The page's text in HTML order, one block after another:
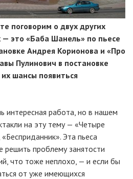
поговорим о двух других
это «Баба Шанель» по пьесе
Андрея Корионова и «Про
Пулинович в постановке
шансы появиться
интересная работа, но в нашем
на эту тему — «Четыре
Эта пьеса
решить проблему занятости
что тоже неплохо, — и если бы
от уже имеющихся